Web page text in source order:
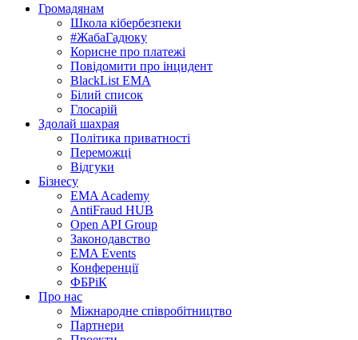
Громадянам
Школа кібербезпеки
#ЖабаГадюку
Корисне про платежі
Повідомити про інцидент
BlackList EMA
Білий список
Глосарій
Здолай шахрая
Політика приватності
Переможцi
Відгуки
Бізнесу
EMA Academy
AntiFraud HUB
Open API Group
Законодавство
EMA Events
Конференції
ФБРіК
Про нас
Міжнародне співробітництво
Партнери